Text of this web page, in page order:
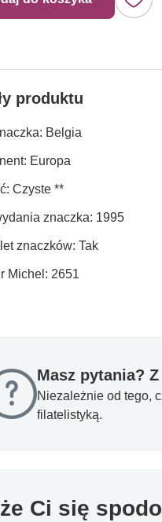
produktu
Belgia
Europa
Czyste **
znaczka: 1995
znaczków: Tak
Michel: 2651
Masz pytania?
Niezależnie od tego,
filatelistyką.
Ci się